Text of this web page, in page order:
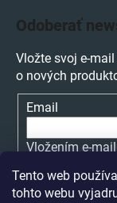
Tento web
tohto webu
Odoberať
Vložte svoj e-
o nových
Email
Vložením e-